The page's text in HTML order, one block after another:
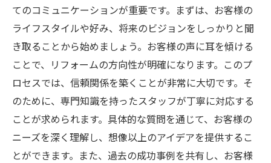
てのコミュニケーションが重要です。まずは、お客様の
ライフスタイルや好み、将来のビジョンをしっかりと聞
き取ることから始めましょう。お客様の声に耳を傾ける
ことで、リフォームの方向性が明確になります。このプ
ロセスでは、信頼関係を築くことが非常に大切です。そ
のために、専門知識を持ったスタッフが丁寧に対応する
ことが求められます。具体的な質問を通じて、お客様の
ニーズを深く理解し、想像以上のアイデアを提供するこ
とができます。また、過去の成功事例を共有し、お客様